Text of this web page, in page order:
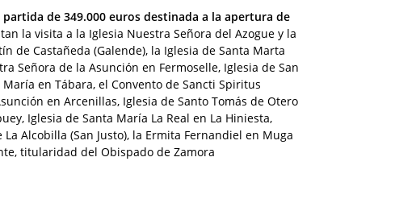
partida de 349.000 euros destinada a la apertura de
la visita a la Iglesia Nuestra Señora del Azogue y la
de Castañeda (Galende), la Iglesia de Santa Marta
Señora de la Asunción en Fermoselle, Iglesia de San
en Tábara, el Convento de Sancti Spiritus
en Arcenillas, Iglesia de Santo Tomás de Otero
Iglesia de Santa María La Real en La Hiniesta,
Alcobilla (San Justo), la Ermita Fernandiel en Muga
titularidad del Obispado de Zamora